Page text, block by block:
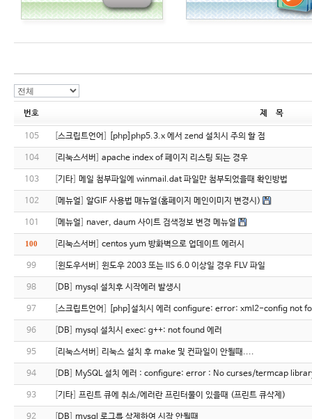
번호 제 목
105 스크립트언어 [php]php5.3.x 에서 zend 설치시 주의 할 점
104 리눅스서버 apache index of 페이지 리스팅 되는 경우
103 기타 메일 첨부파일에 winmail.dat 파일만 첨부되었을때 확인방법
102 메뉴얼 알GIF 사용법 매뉴얼(홈페이지 메인이미지 변경시)
101 메뉴얼 naver, daum 사이트 검색정보 변경 메뉴얼
100 리눅스서버 centos yum 방화벽으로 업데이트 에러시
99 윈도우서버 윈도우 2003 또는 IIS 6.0 이상일 경우 FLV 파일
98 DB mysql 설치후 시작에러 발생시
97 스크립트언어 [php]설치시 에러 configure: error: xml2-config not
96 DB mysql 설치시 exec: g++: not found 에러
95 리눅스서버 리눅스 설치 후 make 및 컨파일이 안될때....
94 DB MySQL 설치 에러 : configure: error : No curses/termcap
93 기타 프린트 큐에 취소/에러란 프린터물이 있을때 (프린트 큐삭제)
92 DB mysql 로그를 삭제하여 시작 안될때